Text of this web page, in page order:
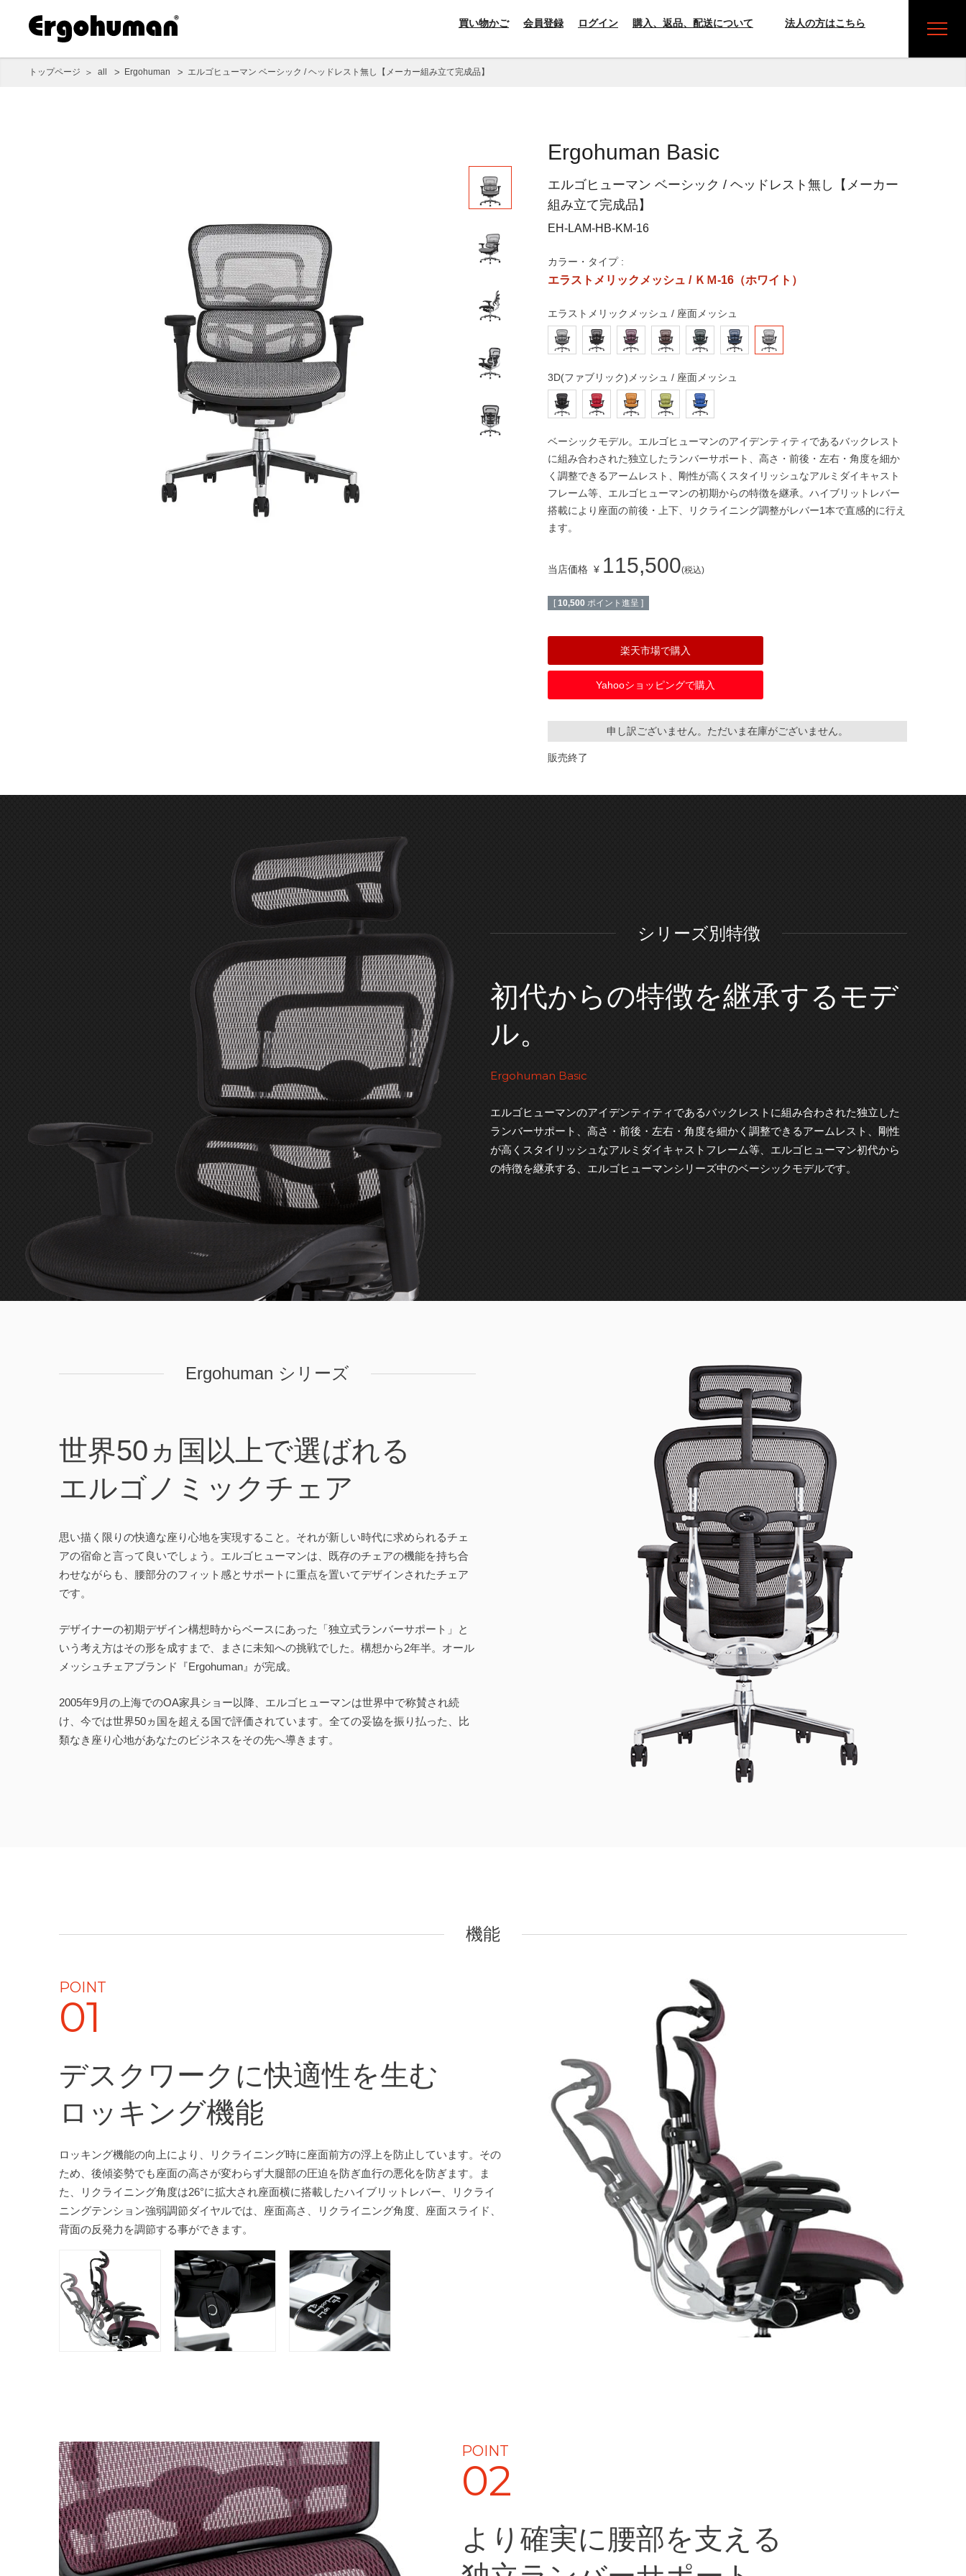
買い物かご 会員登録 ログイン 購入、返品、配送について 法人の方はこちら
トップページ all Ergohuman エルゴヒューマン ベーシック / ヘッドレスト無し【メーカー組み立て完成品】
Ergohuman Basic
エルゴヒューマン ベーシック / ヘッドレスト無し【メーカー
組み立て完成品】
EH-LAM-HB-KM-16
カラー・タイプ :
エラストメリックメッシュ / ＫＭ-16（ホワイト）
エラストメリックメッシュ / 座面メッシュ
3D(ファブリック)メッシュ / 座面メッシュ
ベーシックモデル。エルゴヒューマンのアイデンティティであるバックレスト
に組み合わされた独立したランバーサポート、高さ・前後・左右・角度を細か
く調整できるアームレスト、剛性が高くスタイリッシュなアルミダイキャスト
フレーム等、エルゴヒューマンの初期からの特徴を継承。ハイブリットレバー
搭載により座面の前後・上下、リクライニング調整がレバー1本で直感的に行え
ます。
当店価格 ¥ 115,500 税込
[ 10,500 ポイント進呈 ]
楽天市場で購入
Yahooショッピングで購入
申し訳ございません。ただいま在庫がございません。
販売終了
シリーズ別特徴
初代からの特徴を継承するモデ
ル。
Ergohuman Basic
エルゴヒューマンのアイデンティティであるバックレストに組み合わされた独立した
ランバーサポート、高さ・前後・左右・角度を細かく調整できるアームレスト、剛性
が高くスタイリッシュなアルミダイキャストフレーム等、エルゴヒューマン初代から
の特徴を継承する、エルゴヒューマンシリーズ中のベーシックモデルです。
Ergohuman シリーズ
世界50ヵ国以上で選ばれる
エルゴノミックチェア
思い描く限りの快適な座り心地を実現すること。それが新しい時代に求められるチェ
アの宿命と言って良いでしょう。エルゴヒューマンは、既存のチェアの機能を持ち合
わせながらも、腰部分のフィット感とサポートに重点を置いてデザインされたチェア
です。
デザイナーの初期デザイン構想時からベースにあった「独立式ランバーサポート」と
いう考え方はその形を成すまで、まさに未知への挑戦でした。構想から2年半。オール
メッシュチェアブランド『Ergohuman』が完成。
2005年9月の上海でのOA家具ショー以降、エルゴヒューマンは世界中で称賛され続
け、今では世界50ヵ国を超える国で評価されています。全ての妥協を振り払った、比
類なき座り心地があなたのビジネスをその先へ導きます。
機能
POINT
01
デスクワークに快適性を生む
ロッキング機能
ロッキング機能の向上により、リクライニング時に座面前方の浮上を防止しています。その
ため、後傾姿勢でも座面の高さが変わらず大腿部の圧迫を防ぎ血行の悪化を防ぎます。ま
た、リクライニング角度は26°に拡大され座面横に搭載したハイブリットレバー、リクライ
ニングテンション強弱調節ダイヤルでは、座面高さ、リクライニング角度、座面スライド、
背面の反発力を調節する事ができます。
POINT
02
より確実に腰部を支える